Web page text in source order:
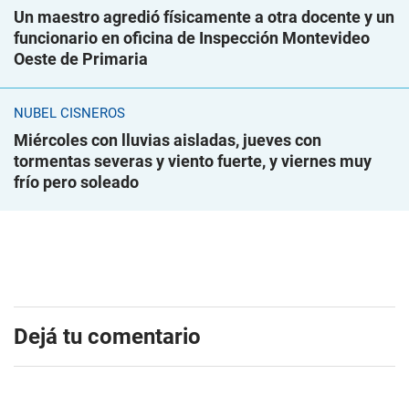
Un maestro agredió físicamente a otra docente y un
funcionario en oficina de Inspección Montevideo
Oeste de Primaria
NUBEL CISNEROS
Miércoles con lluvias aisladas, jueves con
tormentas severas y viento fuerte, y viernes muy
frío pero soleado
Dejá tu comentario